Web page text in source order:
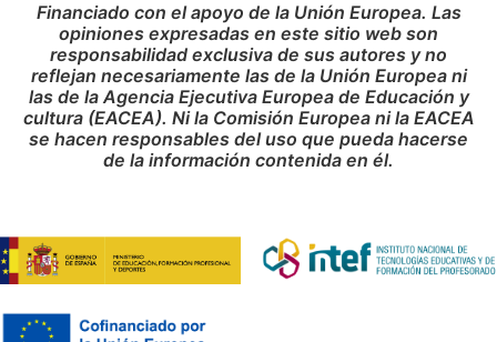
Financiado con el apoyo de la Unión Europea. Las
opiniones expresadas en este sitio web son
responsabilidad exclusiva de sus autores y no
reflejan necesariamente las de la Unión Europea ni
las de la Agencia Ejecutiva Europea de Educación y
cultura (EACEA). Ni la Comisión Europea ni la EACEA
se hacen responsables del uso que pueda hacerse
de la información contenida en él.